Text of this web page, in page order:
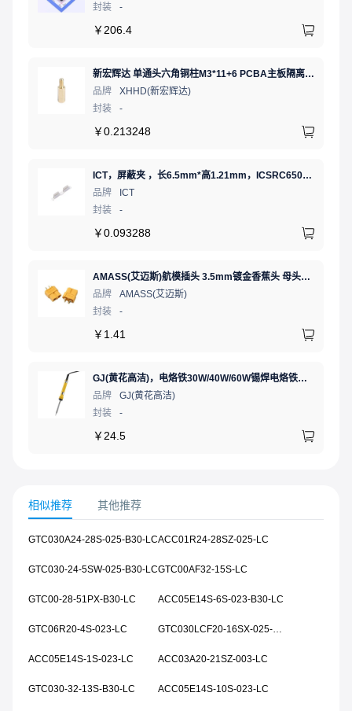
封装
-
￥ 206.4
新宏辉达 单通头六角铜柱M3*11+6 PCBA主板隔离螺柱
品牌
XHHD(新宏辉达)
封装
-
￥0.213248
ICT，屏蔽夹 ，长6.5mm*高1.21mm，ICSRC6508SFR
品牌
ICT
封装
-
￥0.093288
AMASS(艾迈斯)航模插头 3.5mm镀金香蕉头 母头XT60-F.G.Y
品牌
AMASS(艾迈斯)
封装
-
￥ 1.41
GJ(黄花高洁)，电烙铁30W/40W/60W锡焊电烙铁焊接工具电焊笔手机电子维修（内热35W），NO.435(35W)
品牌
GJ(黄花高洁)
封装
-
￥ 24.5
相似推荐 其他推荐
GTC030A24-28S-025-B30-LCACC01R24-28SZ-025-LC
GTC030-24-5SW-025-B30-LCGTC00AF32-15S-LC
GTC00-28-51PX-B30-LC ACC05E14S-6S-023-B30-LC
GTC06R20-4S-023-LC
ACC05E14S-1S-023-LC ACC03A20-21SZ-003-LC
GTC030-32-13S-B30-LC ACC05E14S-10S-023-LC